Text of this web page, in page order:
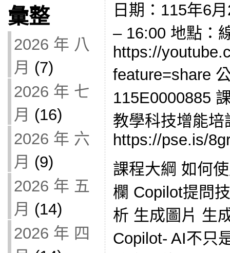
彙整
2026 年 八
月 (7)
2026 年 七
月 (16)
2026 年 六
月 (9)
2026 年 五
月 (14)
2026 年 四
日期：115年6
– 16:00 地點：
https://
feature=share
115E0000885
教學科技增能
https://pse.is/
課程大綱 如何
欄 Copilot提問
析 生成圖片 生
Copilot- AI不只